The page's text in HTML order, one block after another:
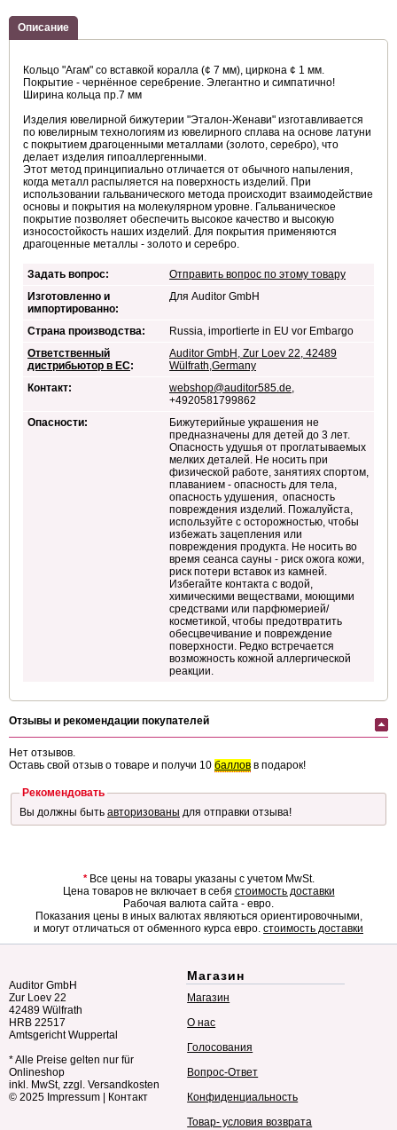
Описание
Кольцо "Агам" со вставкой коралла (¢ 7 мм), циркона ¢ 1 мм.
Покрытие - чернённое серебрение. Элегантно и симпатично!
Ширина кольца пр.7 мм
Изделия ювелирной бижутерии "Эталон-Женави" изготавливается
по ювелирным технологиям из ювелирного сплава на основе латуни
с покрытием драгоценными металлами (золото, серебро), что
делает изделия гипоаллергенными.
Этот метод принципиально отличается от обычного напыления,
когда металл распыляется на поверхность изделий. При
использовании гальванического метода происходит взаимодействие
основы и покрытия на молекулярном уровне. Гальваническое
покрытие позволяет обеспечить высокое качество и высокую
износостойкость наших изделий. Для покрытия применяются
драгоценные металлы - золото и серебро.
Задать вопрос:
Отправить вопрос по этому товару
Изготовленно и
импортированно:
Для Auditor GmbH
Страна производства:
Russia, importierte in EU vor Embargo
Ответственный
дистрибьютор в ЕС:
Auditor GmbH, Zur Loev 22, 42489
Wülfrath,Germany
Контакт:
webshop@auditor585.de,
+4920581799862
Опасности:
Бижутерийные украшения не
предназначены для детей до 3 лет.
Опасность удушья от проглатываемых
мелких деталей. Не носить при
физической работе, занятиях спортом,
плаванием - опасность для тела,
опасность удушения, опасность
повреждения изделий. Пожалуйста,
используйте с осторожностью, чтобы
избежать зацепления или
повреждения продукта. Не носить во
время сеанса сауны - риск ожога кожи,
риск потери вставок из камней.
Избегайте контакта с водой,
химическими веществами, моющими
средствами или парфюмерией/
косметикой, чтобы предотвратить
обесцвечивание и повреждение
поверхности. Редко встречается
возможность кожной аллергической
реакции.
Отзывы и рекомендации покупателей
Нет отзывов.
Оставь свой отзыв о товаре и получи 10 баллов в подарок!
Рекомендовать
Вы должны быть авторизованы для отправки отзыва!
*Все цены на товары указаны с учетом MwSt.
Цена товаров не включает в себя стоимость доставки
Рабочая валюта сайта - евро.
Показания цены в иных валютах являються ориентировочными,
и могут отличаться от обменного курса евро. стоимость доставки
Auditor GmbH
Zur Loev 22
42489 Wülfrath
HRB 22517
Amtsgericht Wuppertal
* Alle Preise gelten nur für
Onlineshop
inkl. MwSt, zzgl. Versandkosten
© 2025 Impressum Контакт
Магазин
Магазин
О нас
Голосования
Вопрос-Ответ
Конфиденциальность
Товар- условия возврата